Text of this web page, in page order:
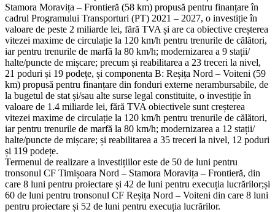
Stamora Moravița – Frontieră (58 km) propusă pentru finanțare în
cadrul Programului Transporturi (PT) 2021 – 2027, o investiție în
valoare de peste 2 miliarde lei, fără TVA și are ca obiective creșterea
vitezei maxime de circulație la 120 km/h pentru trenurile de călători,
iar pentru trenurile de marfă la 80 km/h; modernizarea a 9 stații/
halte/puncte de mișcare; precum și reabilitarea a 23 treceri la nivel,
21 poduri și 19 podețe, și componenta B: Reșița Nord – Voiteni (59
km) propusă pentru finanțare din fonduri externe nerambursabile, de
la bugetul de stat și/sau alte surse legal constituite, o investiție în
valoare de 1.4 miliarde lei, fără TVA obiectivele sunt creșterea
vitezei maxime de circulație la 120 km/h pentru trenurile de călători,
iar pentru trenurile de marfă la 80 km/h; modernizarea a 12 stații/
halte/puncte de mișcare; și reabilitarea a 35 treceri la nivel, 12 poduri
și 119 podețe.
Termenul de realizare a investițiilor este de 50 de luni pentru
tronsonul CF Timișoara Nord – Stamora Moravița – Frontieră, din
care 8 luni pentru proiectare și 42 de luni pentru execuția lucrărilor;și
60 de luni pentru tronsonul CF Reșița Nord – Voiteni din care 8 luni
pentru proiectare și 52 de luni pentru execuția lucrărilor.